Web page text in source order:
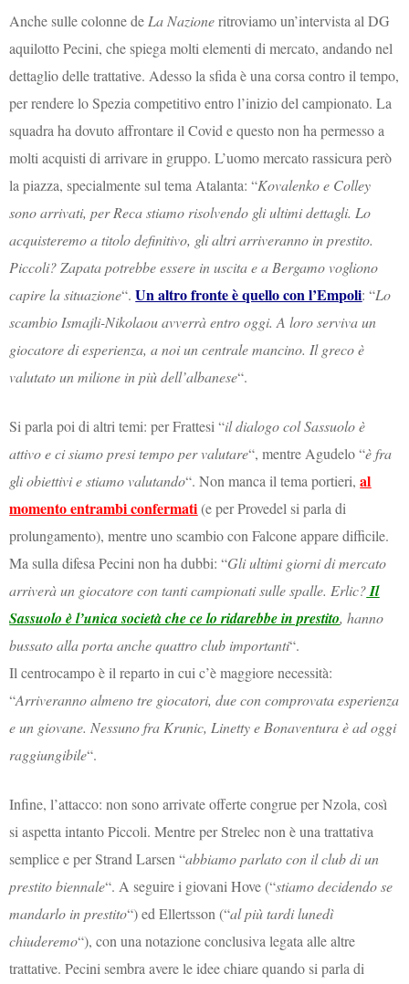
Anche sulle colonne de La Nazioneritroviamo un’intervista al DG
aquilotto Pecini, che spiega molti elementi di mercato, andando nel
dettaglio delle trattative. Adesso la sfida è una corsa contro il tempo,
per rendere lo Spezia competitivo entro l’inizio del campionato. La
squadra ha dovuto affrontare il Covid e questo non ha permesso a
molti acquisti di arrivare in gruppo. L’uomo mercato rassicura però
la piazza, specialmente sul tema Atalanta: “Kovalenko e Colley
sono arrivati, per Reca stiamo risolvendo gli ultimi dettagli. Lo
acquisteremo a titolo definitivo, gli altri arriveranno in prestito.
Piccoli? Zapata potrebbe essere in uscita e a Bergamo vogliono
capire la situazione“.Un altro fronte è quello con l’Empoli: “Lo
scambio Ismajli-Nikolaou avverrà entro oggi. A loro serviva un
giocatore di esperienza, a noi un centrale mancino. Il greco è
valutato un milione in più dell’albanese“.
Si parla poi di altri temi: per Frattesi “il dialogo col Sassuolo è
attivo e ci siamo presi tempo per valutare“, mentre Agudelo “è fra
gli obiettivi e stiamo valutando“. Non manca il tema portieri,al
momento entrambi confermati(e per Provedel si parla di
prolungamento), mentre uno scambio con Falcone appare difficile.
Ma sulla difesa Pecini non ha dubbi: “Gli ultimi giorni di mercato
arriverà un giocatore con tanti campionati sulle spalle. Erlic?Il
Sassuolo è l’unica società che ce lo ridarebbe in prestito, hanno
bussato alla porta anche quattro club importanti“.
Il centrocampo è il reparto in cui c’è maggiore necessità:
“Arriveranno almeno tre giocatori, due con comprovata esperienza
e un giovane. Nessuno fra Krunic, Linetty e Bonaventura è ad oggi
raggiungibile“.
Infine, l’attacco: non sono arrivate offerte congrue per Nzola, così
si aspetta intanto Piccoli. Mentre per Strelec non è una trattativa
semplice e per Strand Larsen “abbiamo parlato con il club di un
prestito biennale“. A seguire i giovani Hove (“stiamo decidendo se
mandarlo in prestito“) ed Ellertsson (“al più tardi lunedì
chiuderemo“), con una notazione conclusiva legata alle altre
trattative. Pecini sembra avere le idee chiare quando si parla di